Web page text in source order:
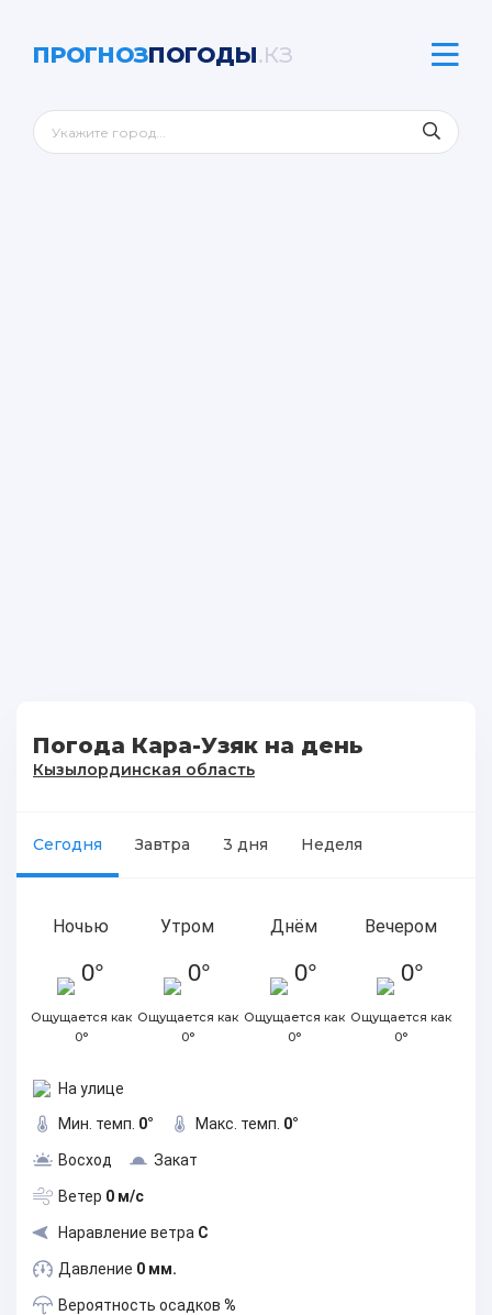
ПРОГНОЗПОГОДЫ.КЗ
Погода Кара-Узяк на день
Кызылординская область
Сегодня Завтра 3 дня Неделя
Ночью
0°
Ощущается как
0°
Утром
0°
Ощущается как
0°
Днём
0°
Ощущается как
0°
Вечером
0°
Ощущается как
0°
На улице
Мин. темп. 0° Макс. темп. 0°
Восход Закат
Ветер 0 м/с
Наравление ветра С
Давление 0 мм.
Вероятность осадков %